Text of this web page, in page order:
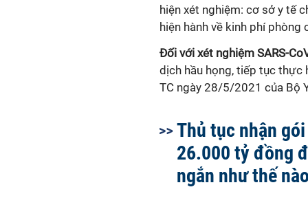
hiện xét nghiệm: cơ sở y tế
hiện hành về kinh phí phòng
Đối với xét nghiệm SARS-
dịch hầu họng, tiếp tục thực
TC ngày 28/5/2021 của Bộ
Thủ tục nhận
26.000 tỷ đồng
ngắn như thế